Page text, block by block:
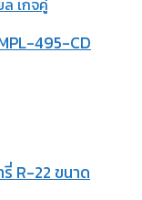
495-CD
R-22 ขนาด